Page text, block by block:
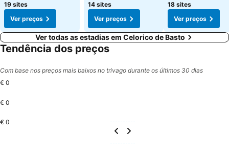
19 sites
Ver preços
14 sites
Ver preços
18 sites
Ver preços
Ver todas as estadias em Celorico de Basto
Tendência dos preços
Com base nos preços mais baixos no trivago durante os últimos 30 dias
€ 0
€ 0
€ 0